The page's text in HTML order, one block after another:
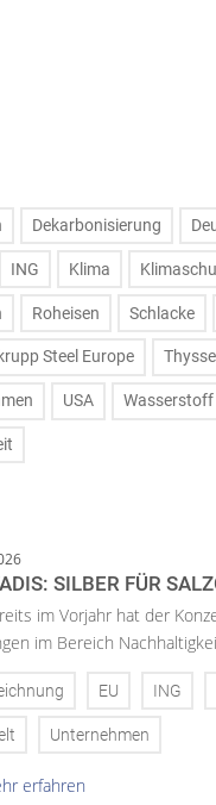
Dekarbonisierung
ING Klima
Roheisen Schlacke
Steel Europe
USA Wasserstoff
SILBER FÜR
im Vorjahr hat der
im Bereich
EU ING
Unternehmen
erfahren